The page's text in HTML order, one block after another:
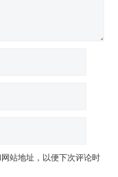
站地址，以便下次评论时